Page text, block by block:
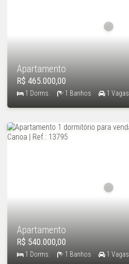
Apartamento
R$ 465.000,00
1 Dorms. 1 Banhos 1 Vagas
Apartamento
R$ 540.000,00
1 Dorms. 1 Banhos 1 Vagas